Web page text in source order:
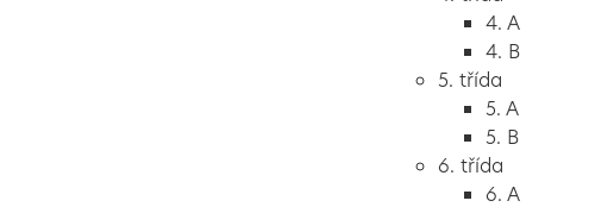
4. A
4. B
5. třída
5. A
5. B
6. třída
6. A